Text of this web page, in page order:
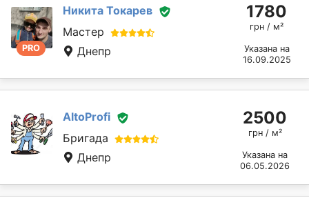
PRO
Никита Токарев
Мастер
Днепр
1780
грн / м²
Указана на
16.09.2025
AltoProfi
Бригада
Днепр
2500
грн / м²
Указана на
06.05.2026